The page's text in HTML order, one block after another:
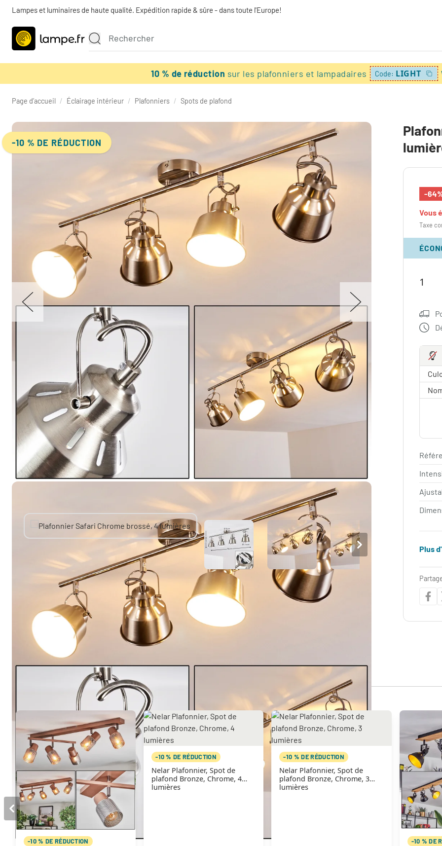
Lampes et luminaires de haute qualité. Expédition rapide & sûre - dans toute l'Europe!
10 % de réduction sur les plafonniers et lampadaires Code: LIGHT
Page d’accueil / Éclairage intérieur / Plafonniers / Spots de plafond
-10 % DE RÉDUCTION
-
Vous
Taxe
Plus
Autres produits similaires
-10 % DE RÉDUCTION
-10 % DE RÉDUCTION
Nelar Plafonnier, Spot de
plafond Bronze, Chrome, 4
lumières
-10 % DE RÉDUCTION
Nelar Plafonnier, Spot de
plafond Bronze, Chrome, 3
lumières
-10 % DE